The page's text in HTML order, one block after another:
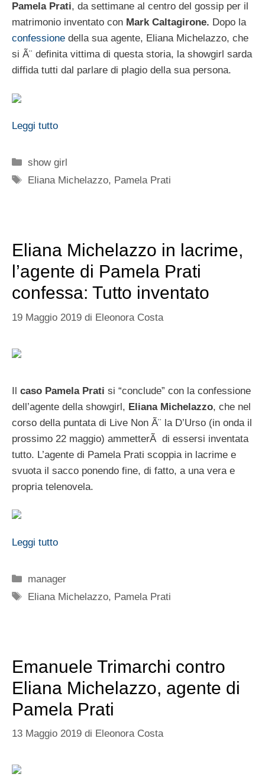
Pamela Prati, da settimane al centro del gossip per il
matrimonio inventato con Mark Caltagirone. Dopo la
confessione della sua agente, Eliana Michelazzo, che
si Ã¨ definita vittima di questa storia, la showgirl sarda
diffida tutti dal parlare di plagio della sua persona.
Leggi tutto
Categorie
show girl
Tag
Eliana Michelazzo, Pamela Prati
Eliana Michelazzo in lacrime,
l’agente di Pamela Prati
confessa: Tutto inventato
19 Maggio 2019 di Eleonora Costa
Il caso Pamela Prati si “conclude” con la confessione
dell’agente della showgirl, Eliana Michelazzo, che nel
corso della puntata di Live Non Ã¨ la D’Urso (in onda il
prossimo 22 maggio) ammetterÃ di essersi inventata
tutto. L’agente di Pamela Prati scoppia in lacrime e
svuota il sacco ponendo fine, di fatto, a una vera e
propria telenovela.
Leggi tutto
Categorie
manager
Tag
Eliana Michelazzo, Pamela Prati
Emanuele Trimarchi contro
Eliana Michelazzo, agente di
Pamela Prati
13 Maggio 2019 di Eleonora Costa